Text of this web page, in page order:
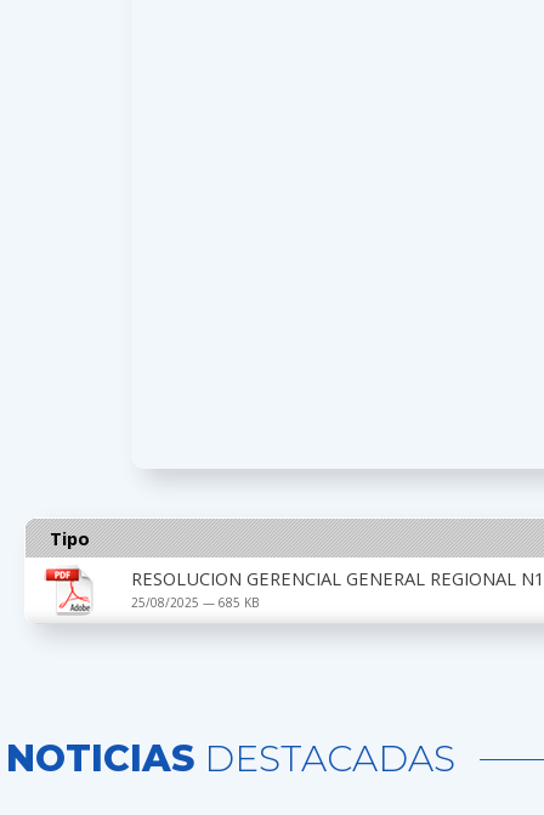
Tipo
RESOLUCION GERENCIAL GENERAL REGIONAL
25/08/2025 — 685 KB
NOTICIAS DESTACADAS